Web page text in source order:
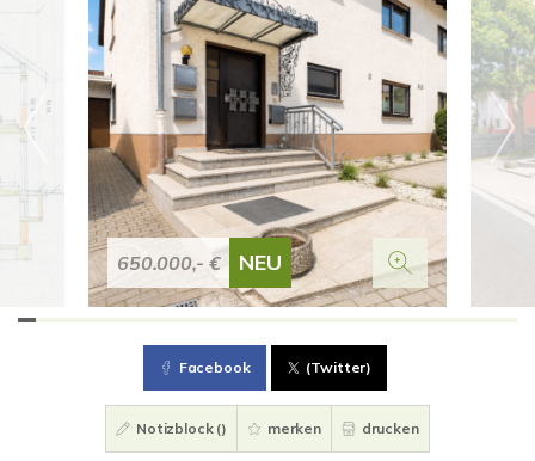
650.000,- € NEU
Facebook (Twitter)
Notizblock () merken drucken